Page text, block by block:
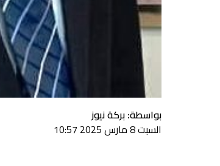
بواسطة: بركة نيوز
السبت 8 مارس 2025 10:57